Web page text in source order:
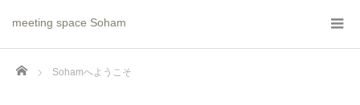
meeting space Soham
Home Sohamへようこそ